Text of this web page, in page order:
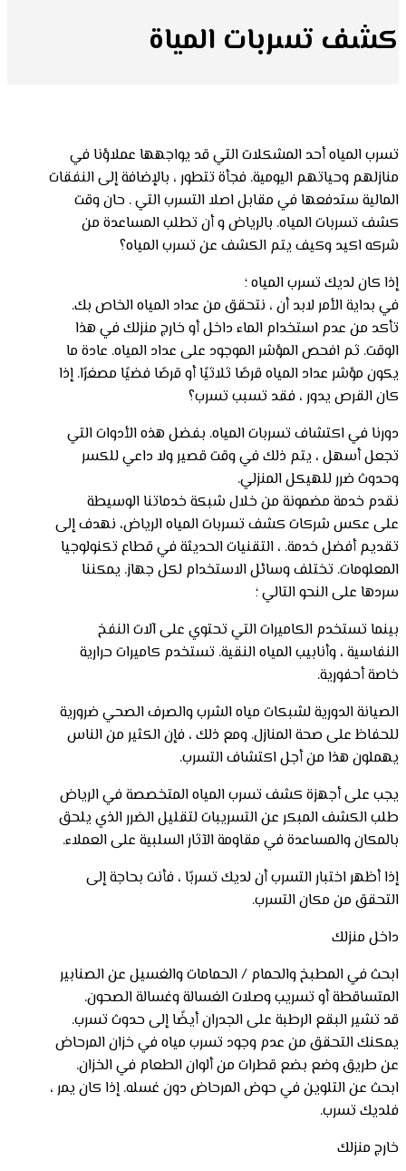
كشف تسربات المياة
تسرب المياه أحد المشكلات التي قد يواجهها عملاؤنا في
منازلهم وحياتهم اليومية. فجأة تتطور ، بالإضافة إلى النفقات
المالية ستدفعها في مقابل اصلا التسرب التي . حان وقت
كشف تسربات المياه. بالرياض و أن تطلب المساعدة من
شركه اكيد وكيف يتم الكشف عن تسرب المياه؟
إذا كان لديك تسرب المياه ؛
في بداية الأمر لابد أن ، نتحقق من عداد المياه الخاص بك.
تأكد من عدم استخدام الماء داخل أو خارج منزلك في هذا
الوقت. ثم افحص المؤشر الموجود على عداد المياه. عادة ما
يكون مؤشر عداد المياه قرصًا ثلاثيًا أو قرصًا فضيًا مصغرًا. إذا
كان القرص يدور ، فقد تسبب تسرب؟
دورنا في اكتشاف تسربات المياه. بفضل هذه الأدوات التي
تجعل أسهل ، يتم ذلك في وقت قصير ولا داعي للكسر
وحدوث ضرر للهيكل المنزلي.
نقدم خدمة مضمونة من خلال شبكة خدماتنا الوسيطة
على عكس شركات كشف تسربات المياه الرياض، نهدف إلى
تقديم أفضل خدمة. ، التقنيات الحديثة في قطاع تكنولوجيا
المعلومات. تختلف وسائل الاستخدام لكل جهاز. يمكننا
سردها على النحو التالي ؛
بينما تستخدم الكاميرات التي تحتوي على آلات النفخ
النفاسية ، وأنابيب المياه النقية. تستخدم كاميرات حرارية
خاصة أحفورية.
الصيانة الدورية لشبكات مياه الشرب والصرف الصحي ضرورية
للحفاظ على صحة المنازل. ومع ذلك ، فإن الكثير من الناس
يهملون هذا من أجل اكتشاف التسرب.
يجب على أجهزة كشف تسرب المياه المتخصصة في الرياض
طلب الكشف المبكر عن التسريبات لتقليل الضرر الذي يلحق
بالمكان والمساعدة في مقاومة الآثار السلبية على العملاء.
إذا أظهر اختبار التسرب أن لديك تسربًا ، فأنت بحاجة إلى
التحقق من مكان التسرب.
داخل منزلك
ابحث في المطبخ والحمام / الحمامات والغسيل عن الصنابير
المتساقطة أو تسريب وصلات الغسالة وغسالة الصحون.
قد تشير البقع الرطبة على الجدران أيضًا إلى حدوث تسرب.
يمكنك التحقق من عدم وجود تسرب مياه في خزان المرحاض
عن طريق وضع بضع قطرات من ألوان الطعام في الخزان.
ابحث عن التلوين في حوض المرحاض دون غسله. إذا كان يمر ،
فلديك تسرب.
خارج منزلك